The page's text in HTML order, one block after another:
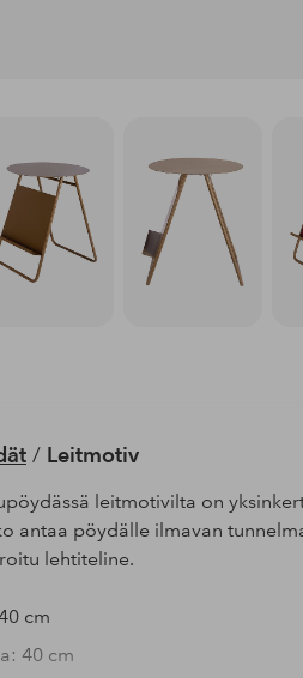
/ Leitmotiv
leitmotivilta on
antaa pöydälle ilmavan
lehtiteline.
cm
40 cm